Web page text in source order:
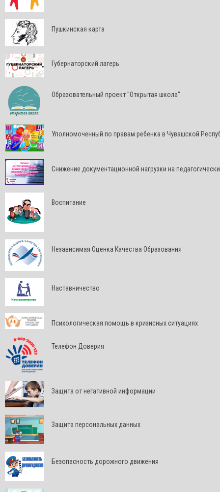
Пушкинская карта
Губернаторский лагерь
Образовательный проект "Открытая школа"
Уполномоченный по правам ребенка в Чувашской
Снижение документационной нагрузки на
Воспитание
Независимая Оценка Качества Образования
Наставничество
Психологическая помощь в кризисных ситуациях
Телефон Доверия
Защита от негативной информации
Защита персональных данных
Безопасность дорожного движения